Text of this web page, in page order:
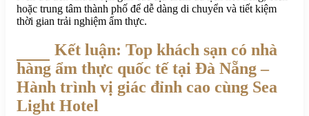
hoặc trung tâm thành phố để dễ dàng di chuyển và tiết kiệm
thời gian trải nghiệm ẩm thực.
Kết luận: Top khách sạn có nhà
hàng ẩm thực quốc tế tại Đà Nẵng –
Hành trình vị giác đỉnh cao cùng Sea
Light Hotel